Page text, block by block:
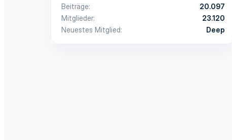
Beiträge
20.097
Mitglieder
23.120
Neuestes Mitglied
Deep